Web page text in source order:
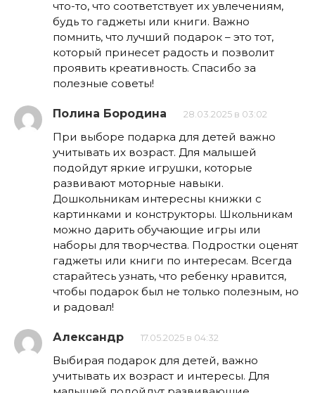
что-то, что соответствует их увлечениям,
будь то гаджеты или книги. Важно
помнить, что лучший подарок – это тот,
который принесет радость и позволит
проявить креативность. Спасибо за
полезные советы!
Полина Бородина 28.03.2025 в 03:02
При выборе подарка для детей важно
учитывать их возраст. Для малышей
подойдут яркие игрушки, которые
развивают моторные навыки.
Дошкольникам интересны книжки с
картинками и конструкторы. Школьникам
можно дарить обучающие игры или
наборы для творчества. Подростки оценят
гаджеты или книги по интересам. Всегда
старайтесь узнать, что ребенку нравится,
чтобы подарок был не только полезным, но
и радовал!
Александр 17.05.2025 в 04:32
Выбирая подарок для детей, важно
учитывать их возраст и интересы. Для